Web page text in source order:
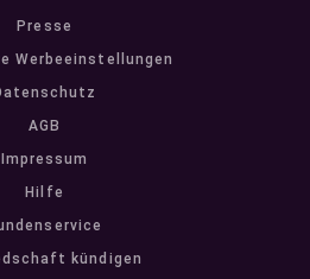
Presse
Werbeeinstellungen
AGB
Impressum
Hilfe
kündigen